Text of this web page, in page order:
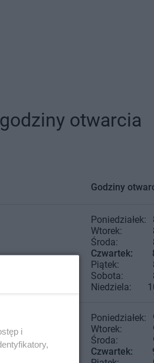
otwarcia
Godziny
Poniedziałek:
Wtorek:
Środa:
Czwartek:
Piątek:
Sobota:
Niedziela:
Poniedziałek:
Wtorek:
Środa:
Czwartek:
i